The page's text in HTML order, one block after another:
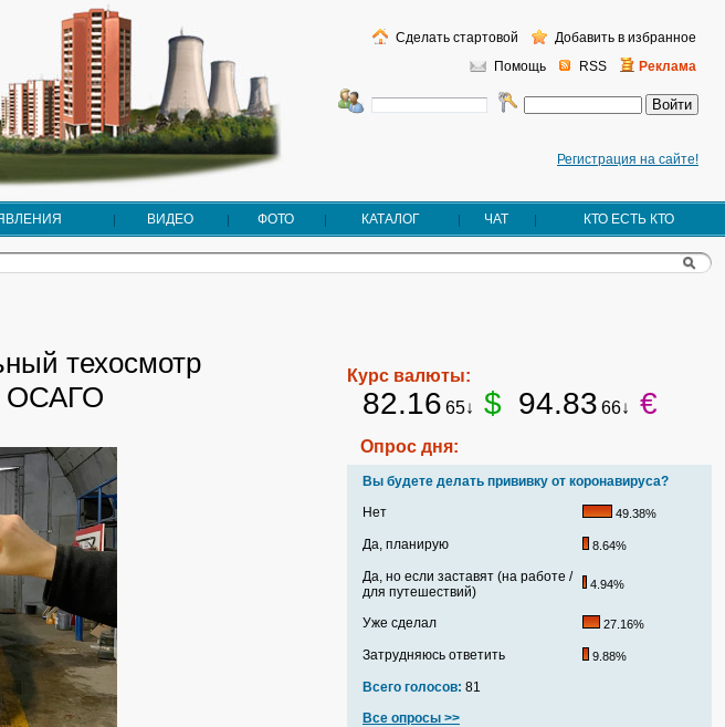
Регистрация на сайте!
Помощь RSS Реклама
Сделать стартовой Добавить в избранное
ВИДЕО ФОТО КАТАЛОГ ЧАТ КТО ЕСТЬ КТО
техосмотр
ОСАГО
Курс валюты:
82.16 65↓ $ 94.83 66↓ €
Опрос дня:
Вы будете делать прививку от коронавируса?
Нет
49.38%
Да, планирую 8.64%
Да, но если заставят (на работе /
для путешествий)
4.94%
Уже сделал 27.16%
Затрудняюсь ответить 9.88%
Всего голосов: 81
Все опросы >>